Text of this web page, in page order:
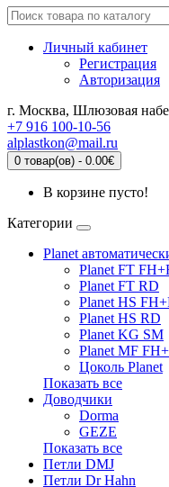
Личный кабинет
Регистрация
Авторизация
г. Москва, Шлюзовая
+7 916 100-10-56
alplastkon@mail.ru
0 товар(ов) - 0.00€
В корзине пусто!
Категории
Planet
Planet FT
Planet FT RD
Planet HS
Planet HS RD
Planet KG SM
Planet MF
Цоколь Planet
Показать все
Доводчики
Dorma
GEZE
Показать все
Петли DMJ
Петли Dr Hahn